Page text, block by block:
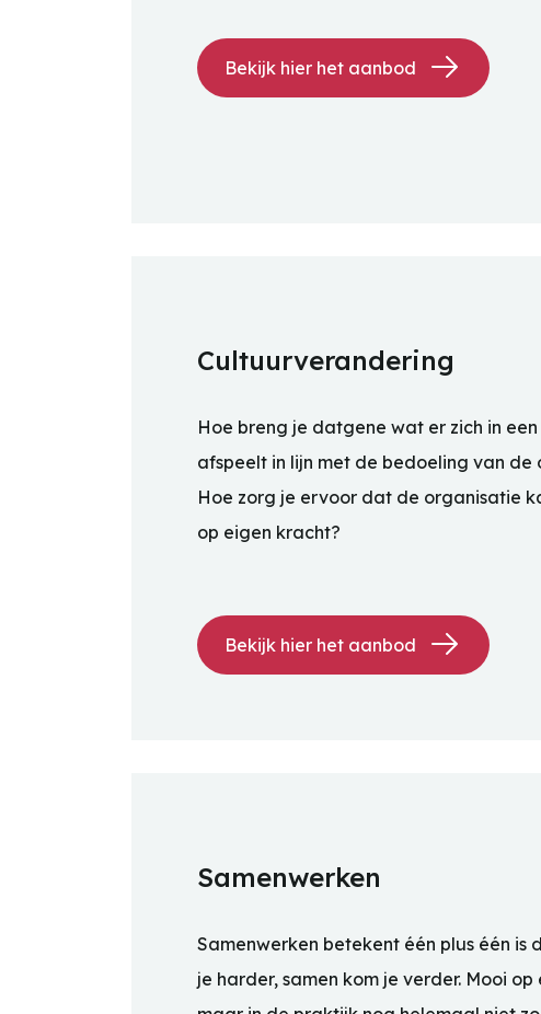
Bekijk hier het aanbod
Cultuurverandering
Hoe breng je datgene wat er zich in
afspeelt in lijn met de bedoeling van de
Hoe zorg je ervoor dat de organisatie
op eigen kracht?
Bekijk hier het aanbod
Samenwerken
Samenwerken betekent één plus één is
je harder, samen kom je verder. Mooi